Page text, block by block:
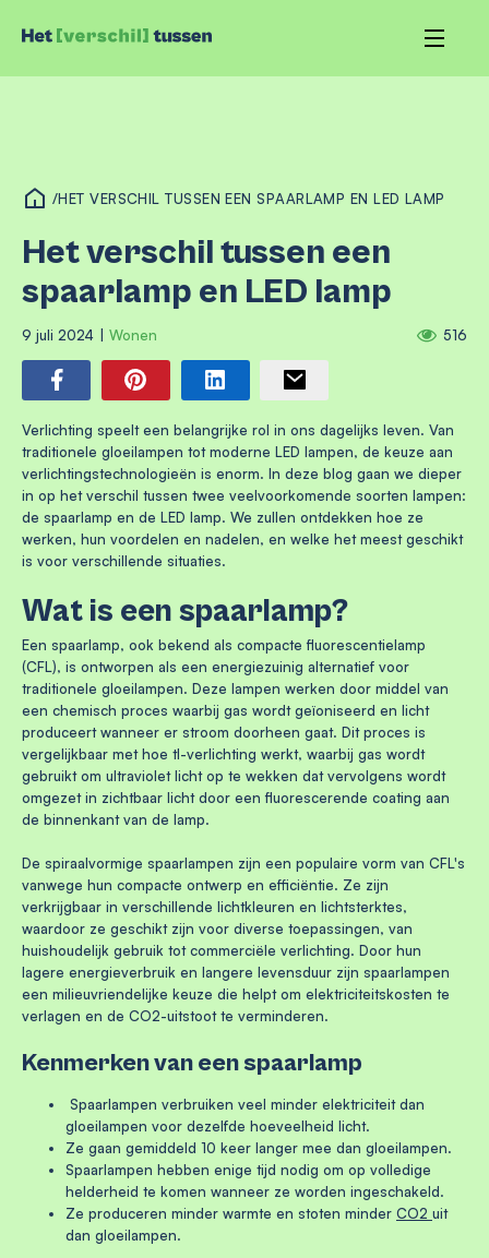
/HET VERSCHIL TUSSEN EEN SPAARLAMP EN LED LAMP
Het verschil tussen een
spaarlamp en LED lamp
9 juli 2024 Wonen 516
Verlichting speelt een belangrijke rol in ons dagelijks leven. Van
traditionele gloeilampen tot moderne LED lampen, de keuze aan
verlichtingstechnologieën is enorm. In deze blog gaan we dieper
in op het verschil tussen twee veelvoorkomende soorten lampen:
de spaarlamp en de LED lamp. We zullen ontdekken hoe ze
werken, hun voordelen en nadelen, en welke het meest geschikt
is voor verschillende situaties.
Wat is een spaarlamp?
Een spaarlamp, ook bekend als compacte fluorescentielamp
(CFL), is ontworpen als een energiezuinig alternatief voor
traditionele gloeilampen. Deze lampen werken door middel van
een chemisch proces waarbij gas wordt geïoniseerd en licht
produceert wanneer er stroom doorheen gaat. Dit proces is
vergelijkbaar met hoe tl-verlichting werkt, waarbij gas wordt
gebruikt om ultraviolet licht op te wekken dat vervolgens wordt
omgezet in zichtbaar licht door een fluorescerende coating aan
de binnenkant van de lamp.
De spiraalvormige spaarlampen zijn een populaire vorm van CFL's
vanwege hun compacte ontwerp en efficiëntie. Ze zijn
verkrijgbaar in verschillende lichtkleuren en lichtsterktes,
waardoor ze geschikt zijn voor diverse toepassingen, van
huishoudelijk gebruik tot commerciële verlichting. Door hun
lagere energieverbruik en langere levensduur zijn spaarlampen
een milieuvriendelijke keuze die helpt om elektriciteitskosten te
verlagen en de CO2-uitstoot te verminderen.
Kenmerken van een spaarlamp
Spaarlampen verbruiken veel minder elektriciteit dan
gloeilampen voor dezelfde hoeveelheid licht.
Ze gaan gemiddeld 10 keer langer mee dan gloeilampen.
Spaarlampen hebben enige tijd nodig om op volledige
helderheid te komen wanneer ze worden ingeschakeld.
Ze produceren minder warmte en stoten minder CO2 uit
dan gloeilampen.